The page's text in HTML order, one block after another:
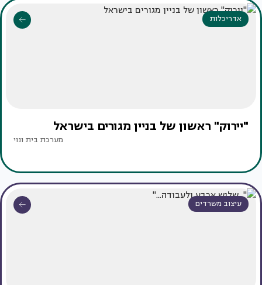
אדריכלות
"יירוק" ראשון של בניין מגורים בישראל
מערכת בית ונוי
עיצוב משרדים